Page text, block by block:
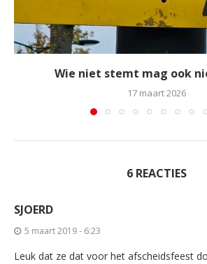
Wie niet stemt mag ook
17 maart 2026
6 REACTIES
SJOERD
5 maart 2019 - 6:23
Leuk dat ze dat voor het afscheidsfeest